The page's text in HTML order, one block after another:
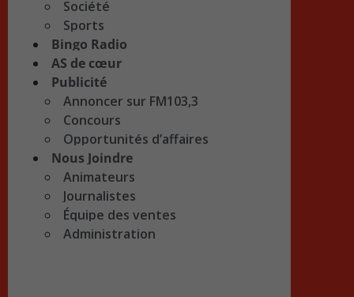
Société
Sports
Bingo Radio
AS de cœur
Publicité
Annoncer sur FM103,3
Concours
Opportunités d’affaires
Nous Joindre
Animateurs
Journalistes
Équipe des ventes
Administration